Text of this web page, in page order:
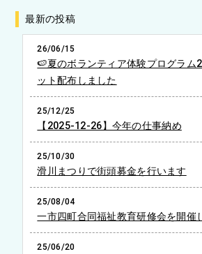
最新の投稿
26/06/15
🍉夏のボランティア体験プログラム
ット配布しました
25/12/25
【2025-12-26】今年の仕事納め
25/10/30
滑川まつりで街頭募金を行います
25/08/04
一市四町合同福祉教育研修会を開催
25/06/20